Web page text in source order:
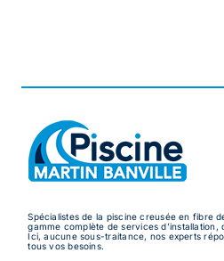
Spécialistes de la piscine creusée en fibre
gamme complète de services
Ici, aucune sous-traitance, nos experts
tous vos besoins.